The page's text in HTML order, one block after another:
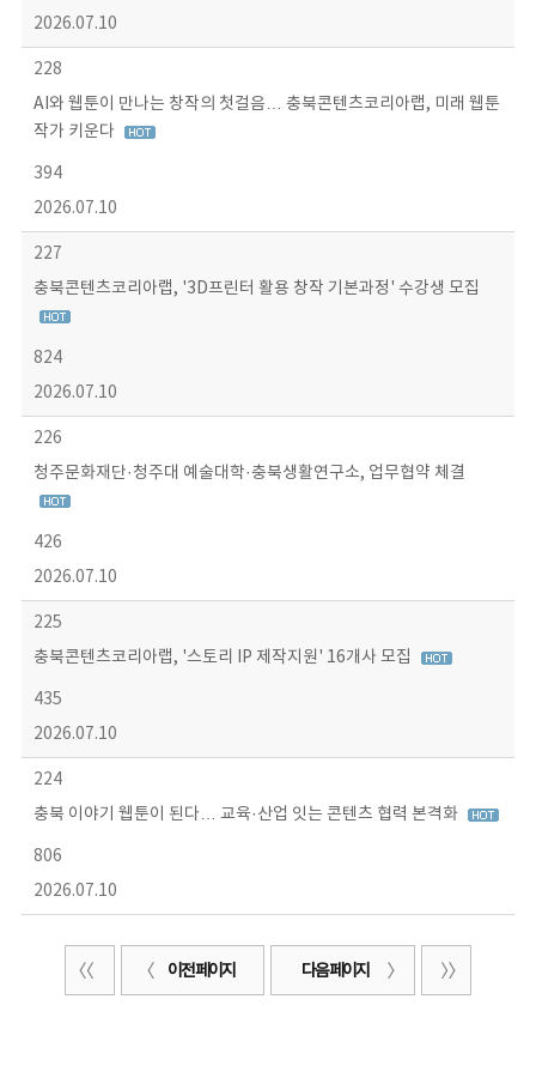
2026.07.10
228
AI와 웹툰이 만나는 창작의 첫걸음… 충북콘텐츠코리아랩, 미래 웹툰
작가 키운다
394
2026.07.10
227
충북콘텐츠코리아랩, '3D프린터 활용 창작 기본과정' 수강생 모집
824
2026.07.10
226
청주문화재단·청주대 예술대학·충북생활연구소, 업무협약 체결
426
2026.07.10
225
충북콘텐츠코리아랩, '스토리 IP 제작지원' 16개사 모집
435
2026.07.10
224
충북 이야기 웹툰이 된다… 교육·산업 잇는 콘텐츠 협력 본격화
806
2026.07.10
이전 페이지 다음 페이지